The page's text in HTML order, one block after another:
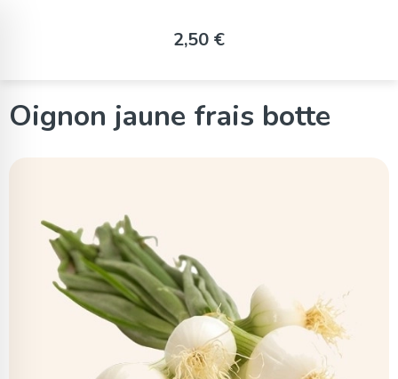
Oignon jaune frais botte
2,50 €